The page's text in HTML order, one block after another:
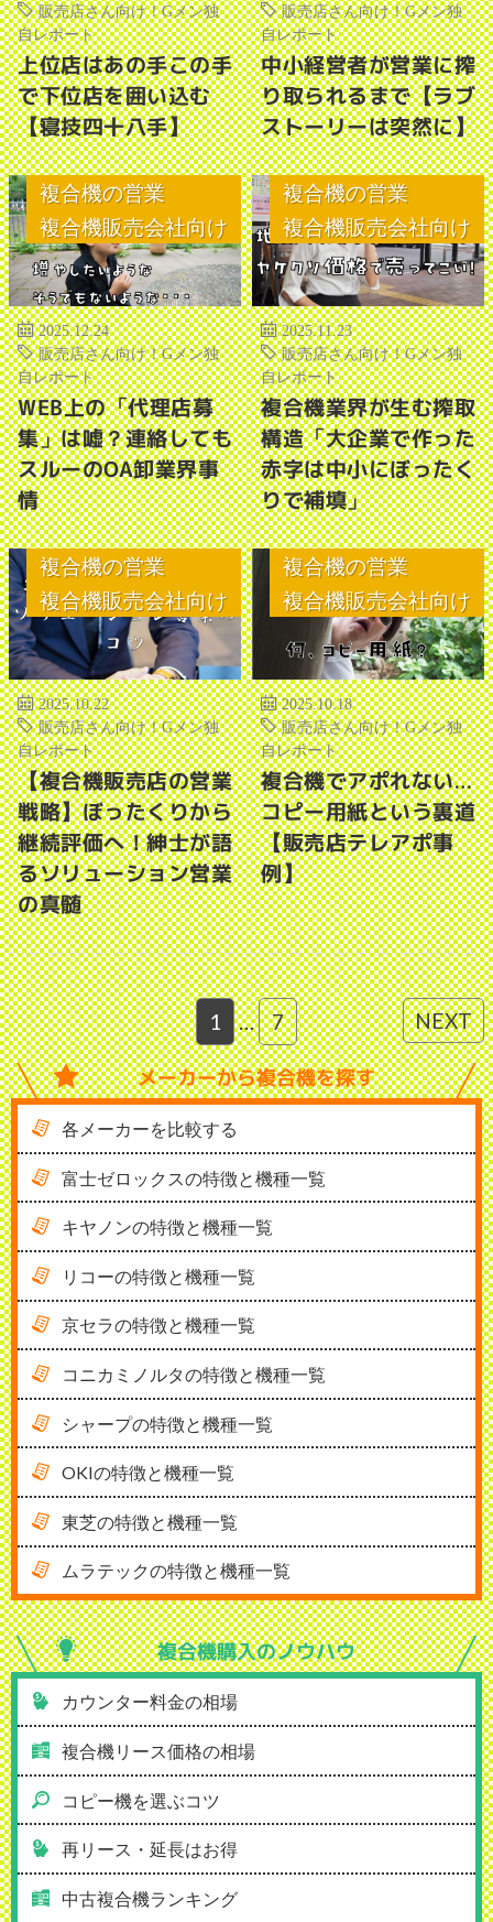
販売店さん向け！Gメン独
自レポート
上位店はあの手この手
で下位店を囲い込む
【寝技四十八手】
販売店さん向け！Gメン独
自レポート
中小経営者が営業に搾
り取られるまで【ラブ
ストーリーは突然に】
複合機の営業
複合機販売会社向け
2025.12.24
販売店さん向け！Gメン独
自レポート
WEB上の「代理店募
集」は嘘？連絡しても
スルーのOA卸業界事
情
複合機の営業
複合機販売会社向け
2025.11.23
販売店さん向け！Gメン独
自レポート
複合機業界が生む搾取
構造「大企業で作った
赤字は中小にぼったく
りで補填」
複合機の営業
複合機販売会社向け
2025.10.22
販売店さん向け！Gメン独
自レポート
【複合機販売店の営業
戦略】ぼったくりから
継続評価へ！紳士が語
るソリューション営業
の真髄
複合機の営業
複合機販売会社向け
2025.10.18
販売店さん向け！Gメン独
自レポート
複合機でアポれない…
コピー用紙という裏道
【販売店テレアポ事
例】
1 … 7 NEXT
メーカーから複合機を探す
各メーカーを比較する
富士ゼロックスの特徴と機種一覧
キヤノンの特徴と機種一覧
リコーの特徴と機種一覧
京セラの特徴と機種一覧
コニカミノルタの特徴と機種一覧
シャープの特徴と機種一覧
OKIの特徴と機種一覧
東芝の特徴と機種一覧
ムラテックの特徴と機種一覧
複合機購入のノウハウ
カウンター料金の相場
複合機リース価格の相場
コピー機を選ぶコツ
再リース・延長はお得
中古複合機ランキング